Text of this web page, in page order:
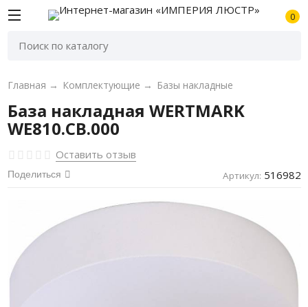
0
Главная → Комплектующие → Базы накладные
База накладная WERTMARK
WE810.CB.000
Оставить отзыв
Поделиться Артикул: 516982